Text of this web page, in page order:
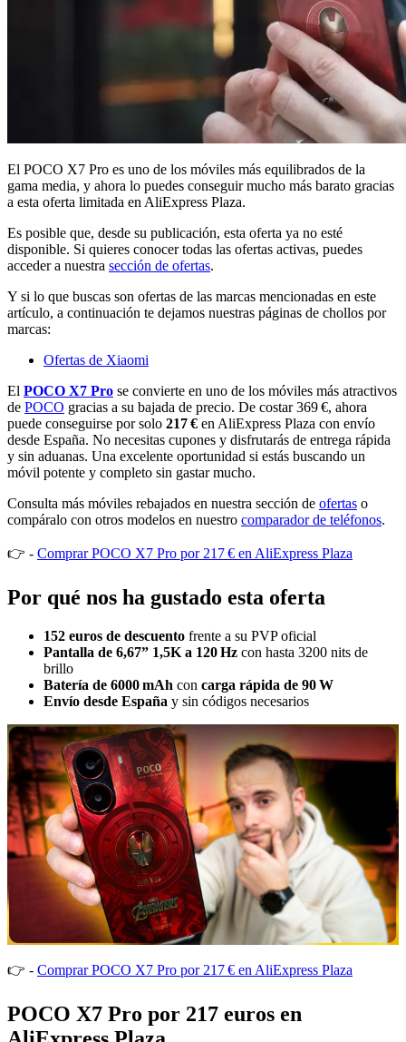
El POCO X7 Pro es uno de los móviles más equilibrados de la
gama media, y ahora lo puedes conseguir mucho más barato gracias
a esta oferta limitada en AliExpress Plaza.
Es posible que, desde su publicación, esta oferta ya no esté
disponible. Si quieres conocer todas las ofertas activas, puedes
acceder a nuestra sección de ofertas.
Y si lo que buscas son ofertas de las marcas mencionadas en este
artículo, a continuación te dejamos nuestras páginas de chollos por
marcas:
Ofertas de Xiaomi
El POCO X7 Pro se convierte en uno de los móviles más atractivos
de POCO gracias a su bajada de precio. De costar 369 €, ahora
puede conseguirse por solo 217 € en AliExpress Plaza con envío
desde España. No necesitas cupones y disfrutarás de entrega rápida
y sin aduanas. Una excelente oportunidad si estás buscando un
móvil potente y completo sin gastar mucho.
Consulta más móviles rebajados en nuestra sección de ofertas o
compáralo con otros modelos en nuestro comparador de teléfonos.
👉 - Comprar POCO X7 Pro por 217 € en AliExpress Plaza
Por qué nos ha gustado esta oferta
152 euros de descuento frente a su PVP oficial
Pantalla de 6,67” 1,5K a 120 Hz con hasta 3200 nits de
brillo
Batería de 6000 mAh con carga rápida de 90 W
Envío desde España y sin códigos necesarios
👉 - Comprar POCO X7 Pro por 217 € en AliExpress Plaza
POCO X7 Pro por 217 euros en